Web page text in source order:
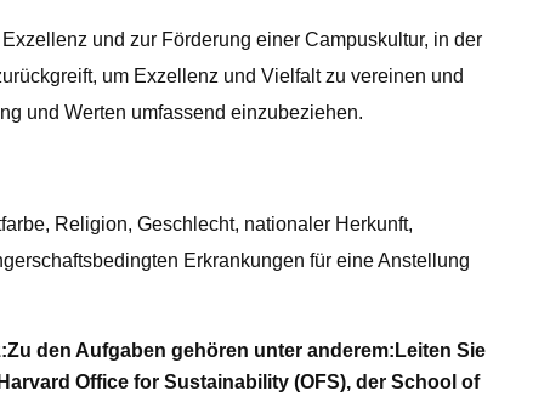
und zur Förderung einer Campuskultur, in der
um Exzellenz und Vielfalt zu vereinen und
und Werten umfassend einzubeziehen.
Religion, Geschlecht, nationaler Herkunft,
Erkrankungen für eine Anstellung
Zu den Aufgaben gehören unter anderem: Leiten Sie
Office for Sustainability (OFS), der School of